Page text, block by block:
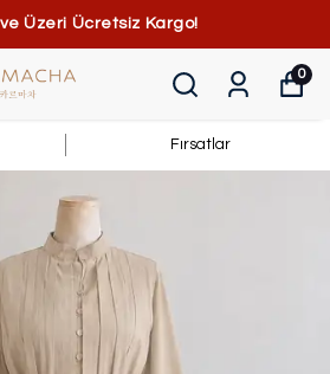
Üzeri Ücretsiz Kargo!
0
Fırsatlar